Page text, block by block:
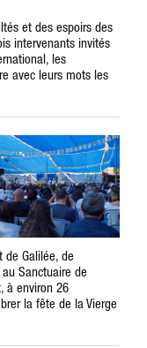
et des espoirs des
intervenants invités
les
avec leurs mots les
de Galilée, de
Sanctuaire de
à environ 26
la fête de la Vierge